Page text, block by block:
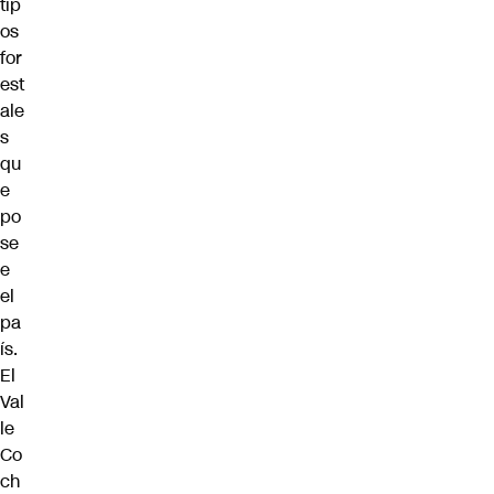
os
for
est
ale
s
qu
e
po
se
e
el
pa
ís.
El
Val
le
Co
ch